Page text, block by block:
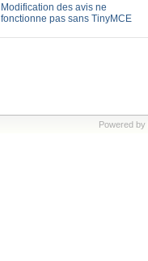
Modification des avis ne
fonctionne pas sans TinyMCE
Powered by